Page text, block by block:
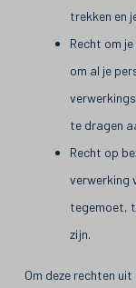
trekken en
Recht om
om al je
te dragen
Recht op
verwerking
tegemoet,
zijn.
Om deze rechten